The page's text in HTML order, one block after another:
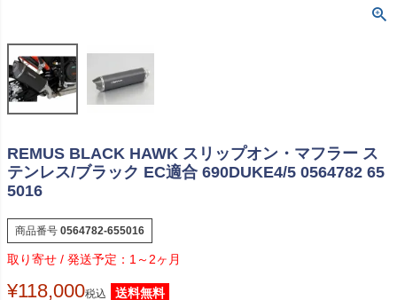
REMUS BLACK HAWK スリップオン・マフラー ス
テンレス/ブラック EC適合 690DUKE4/5 0564782 65
5016
商品番号 0564782-655016
1～2ヶ月
¥118,000税込 送料無料